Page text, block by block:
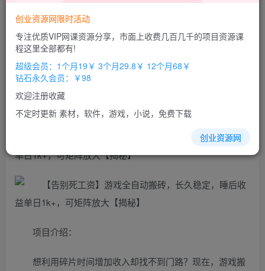
超级会员
立即购买
您当前未登录！建议登陆后购买，办理会员包月更省钱，可保存购
搬砖，长久稳定，睡后收益
单日1k+，可矩阵放大【揭秘】
项目介绍：
想利用碎片时间增加收入却找不到门路？现在，游戏搬
创业资源网限时活动
专注优质VIP网课资源分享，市面上收费几百几千的项目资源课
程这里全部都有!
超级会员：1个月19￥ 3个月29.8￥ 12个月68￥
钻石永久会员：￥98
欢迎注册收藏
不定时更新 素材，软件，游戏，小说，免费下载
创业资源网